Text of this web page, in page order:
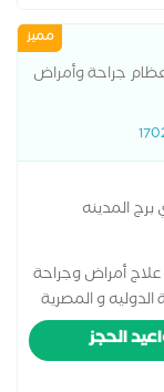
مميز
جراحة وأمراض
العظام متخصص
المدينه
أمراض وجراحة
عضو الجمعية الدوليه و المصرية
متخصص في
تغيير
الحجز